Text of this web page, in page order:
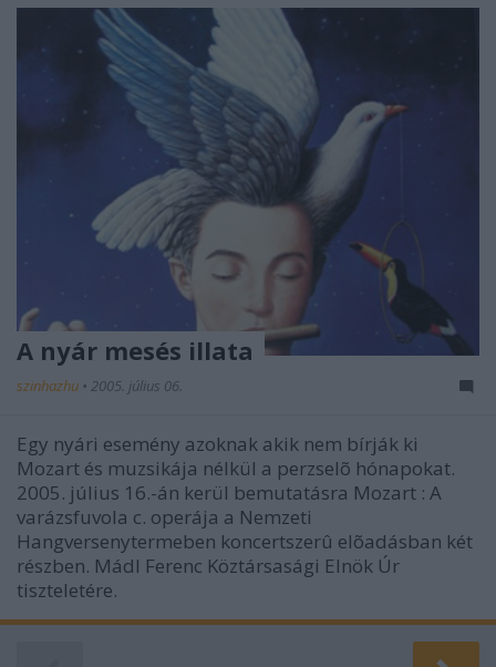
A nyár mesés illata
szinhazhu • 2005. július 06.
Egy nyári esemény azoknak akik nem bírják ki
Mozart és muzsikája nélkül a perzselõ hónapokat.
2005. július 16.-án kerül bemutatásra Mozart : A
varázsfuvola c. operája a Nemzeti
Hangversenytermeben koncertszerû elõadásban két
részben. Mádl Ferenc Köztársasági Elnök Úr
tiszteletére.